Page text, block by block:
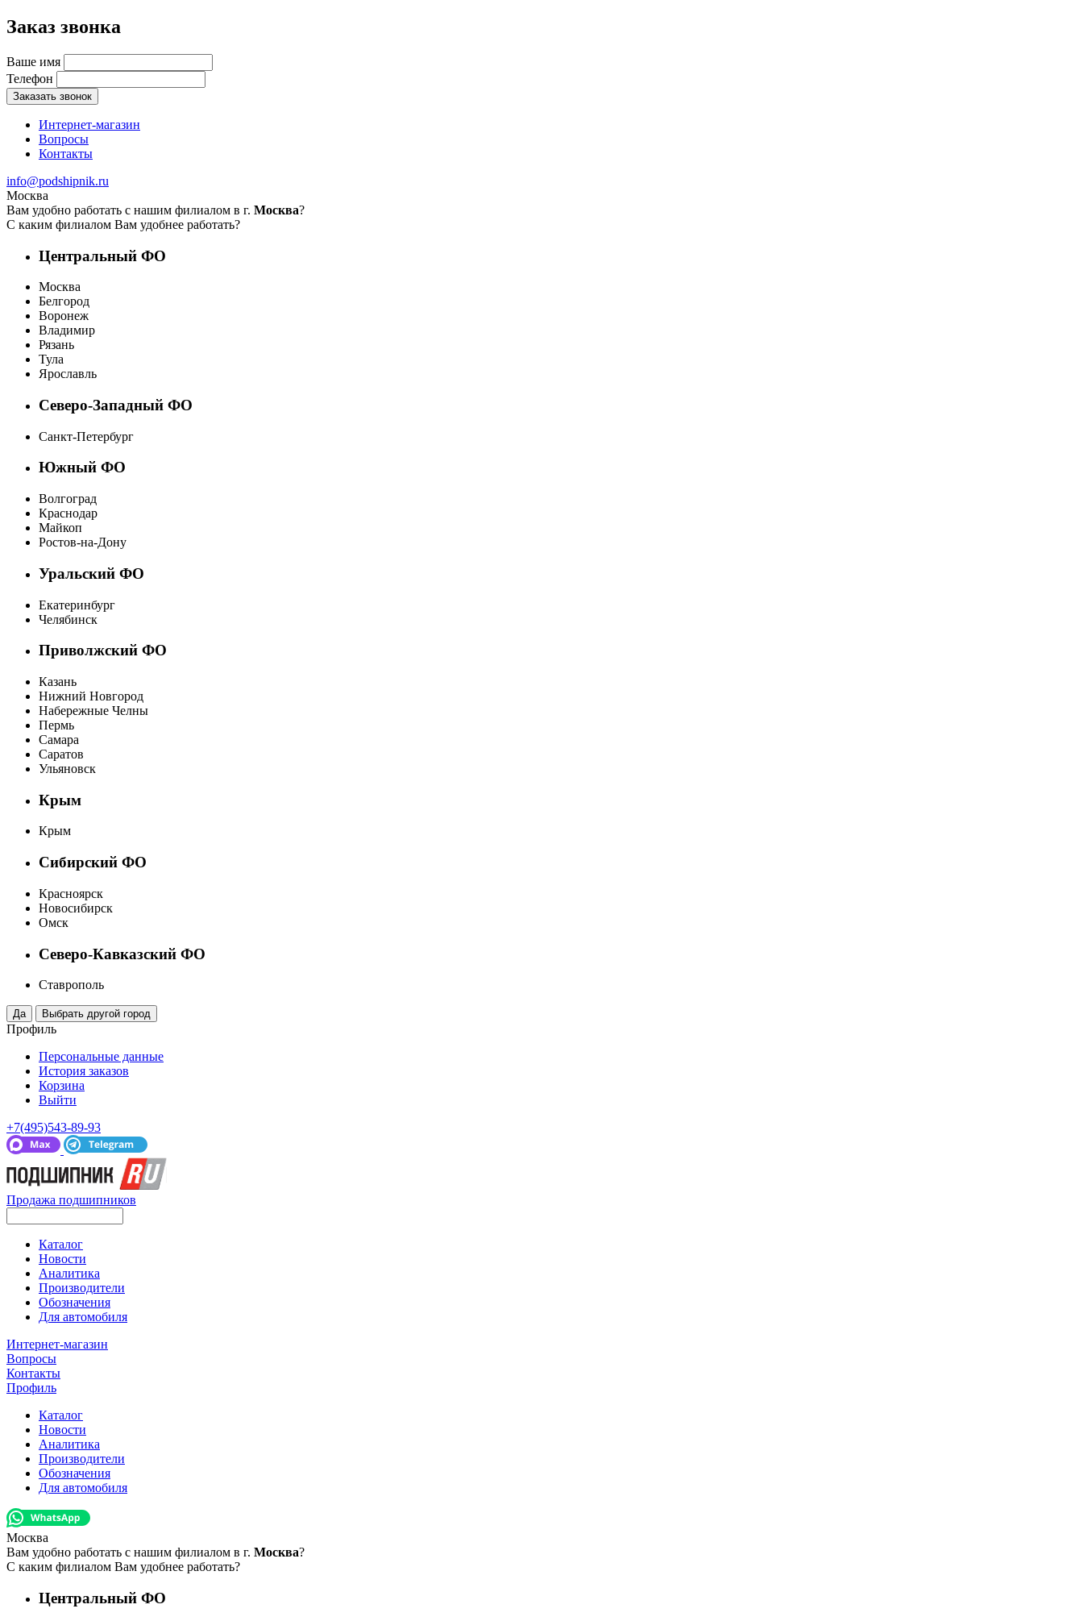
Заказ звонка
Ваше имя
Телефон
Заказать звонок
Интернет-магазин
Вопросы
Контакты
info@podshipnik.ru
Москва
Вам удобно работать с нашим филиалом в г. Москва?
С каким филиалом Вам удобнее работать?
Центральный ФО
Москва
Белгород
Воронеж
Владимир
Рязань
Тула
Ярославль
Северо-Западный ФО
Санкт-Петербург
Южный ФО
Волгоград
Краснодар
Майкоп
Ростов-на-Дону
Уральский ФО
Екатеринбург
Челябинск
Приволжский ФО
Казань
Нижний Новгород
Набережные Челны
Пермь
Самара
Саратов
Ульяновск
Крым
Крым
Сибирский ФО
Красноярск
Новосибирск
Омск
Северо-Кавказский ФО
Ставрополь
Профиль
Персональные данные
История заказов
Корзина
Выйти
+7(495)543-89-93
Продажа подшипников
Каталог
Новости
Аналитика
Производители
Обозначения
Для автомобиля
Интернет-магазин
Вопросы
Контакты
Профиль
Каталог
Новости
Аналитика
Производители
Обозначения
Для автомобиля
Москва
Вам удобно работать с нашим филиалом в г. Москва?
С каким филиалом Вам удобнее работать?
Центральный ФО